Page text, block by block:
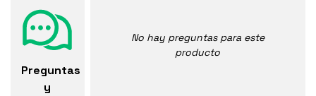
Preguntas
y
No hay preguntas para este
producto